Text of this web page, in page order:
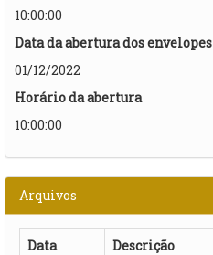
10:00:00
Data da abertura dos envelopes
01/12/2022
Horário da abertura
10:00:00
Arquivos
Data Descrição